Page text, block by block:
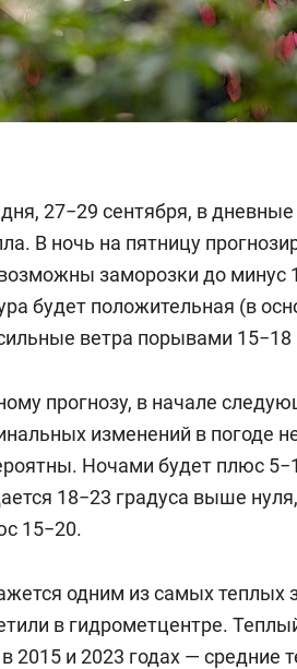
27−29 сентября, в
В ночь на пятницу
заморозки до минус
будет положительная (в
ветра порывами
прогнозу, в начале
изменений в погоде
Ночами будет плюс
18−23 градуса выше
15−20.
одним из самых теплых
в гидрометцентре.
2015 и 2023 годах —